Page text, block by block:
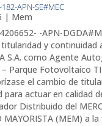
APN-SE#MEC
| Mem
-APN-
y continuidad
S.A. como Agente
Parque Fotovoltaico
el cambio de
para actuar en calidad
Distribuido del
MAYORISTA (MEM) a